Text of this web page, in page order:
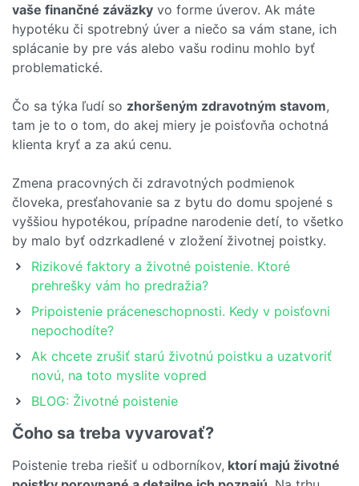
vaše finančné záväzky vo forme úverov. Ak máte
hypotéku či spotrebný úver a niečo sa vám stane, ich
splácanie by pre vás alebo vašu rodinu mohlo byť
problematické.
Čo sa týka ľudí so zhoršeným zdravotným stavom,
tam je to o tom, do akej miery je poisťovňa ochotná
klienta kryť a za akú cenu.
Zmena pracovných či zdravotných podmienok
človeka, presťahovanie sa z bytu do domu spojené s
vyššiou hypotékou, prípadne narodenie detí, to všetko
by malo byť odzrkadlené v zložení životnej poistky.
Rizikové faktory a životné poistenie. Ktoré
prehrešky vám ho predražia?
Pripoistenie práceneschopnosti. Kedy v poisťovni
nepochodíte?
Ak chcete zrušiť starú životnú poistku a uzatvoriť
novú, na toto myslite vopred
BLOG: Životné poistenie
Čoho sa treba vyvarovať?
Poistenie treba riešiť u odborníkov, ktorí majú životné